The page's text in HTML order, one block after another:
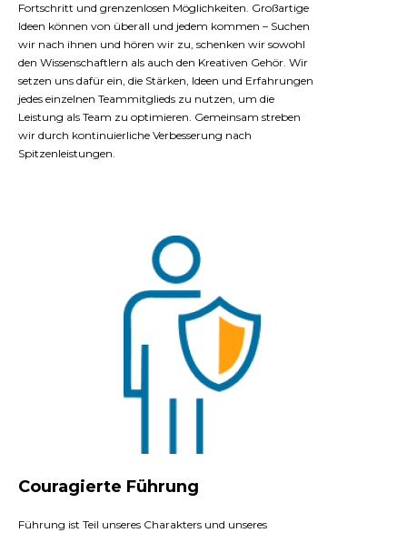
Fortschritt und grenzenlosen Möglichkeiten. Großartige
Ideen können von überall und jedem kommen – Suchen
wir nach ihnen und hören wir zu, schenken wir sowohl
den Wissenschaftlern als auch den Kreativen Gehör. Wir
setzen uns dafür ein, die Stärken, Ideen und Erfahrungen
jedes einzelnen Teammitglieds zu nutzen, um die
Leistung als Team zu optimieren. Gemeinsam streben
wir durch kontinuierliche Verbesserung nach
Spitzenleistungen.
Couragierte Führung
Führung ist Teil unseres Charakters und unseres